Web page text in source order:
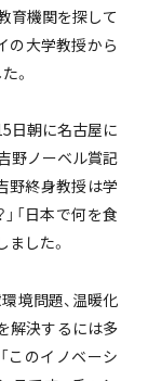
育機関を探して
の大学教授から
。
日朝に名古屋に
野ノーベル賞記
野終身教授は学
「日本で何を食
した。
境問題、温暖化
解決するには多
このイノベーシ